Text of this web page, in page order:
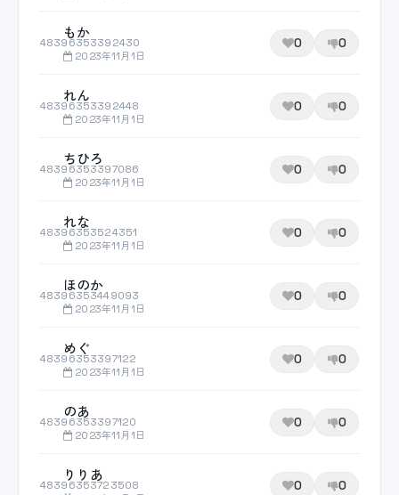
48396353392430
もか
2023年11月1日
0 0
48396353392448
れん
2023年11月1日
0 0
48396353397086
ちひろ
2023年11月1日
0 0
48396353524351
れな
2023年11月1日
0 0
48396353449093
ほのか
2023年11月1日
0 0
48396353397122
めぐ
2023年11月1日
0 0
48396353397120
のあ
2023年11月1日
0 0
48396353723508
りりあ
0 0